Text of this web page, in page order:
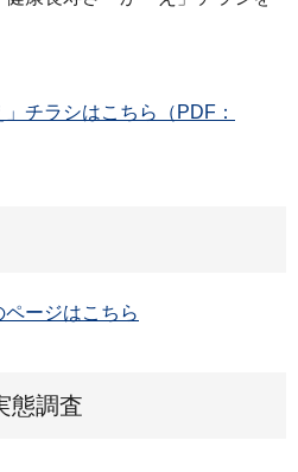
」チラシはこちら（PDF：
ージはこちら
態調査